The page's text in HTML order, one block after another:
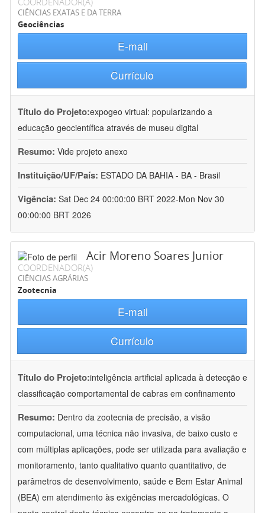
CIÊNCIAS EXATAS E DA TERRA
Geociências
E-mail
Currículo
Título do Projeto:expogeo virtual: popularizando a
educação geocientífica através de museu digital
Resumo: Vide projeto anexo
Instituição/UF/País: ESTADO DA BAHIA - BA - Brasil
Vigência: Sat Dec 24 00:00:00 BRT 2022-Mon Nov 30
00:00:00 BRT 2026
Acir Moreno Soares Junior
COORDENADOR(A)
CIÊNCIAS AGRÁRIAS
Zootecnia
E-mail
Currículo
Título do Projeto:inteligência artificial aplicada à detecção e
classificação comportamental de cabras em confinamento
Resumo: Dentro da zootecnia de precisão, a visão
computacional, uma técnica não invasiva, de baixo custo e
com múltiplas aplicações, pode ser utilizada para avaliação e
monitoramento, tanto qualitativo quanto quantitativo, de
parâmetros de desenvolvimento, saúde e Bem Estar Animal
(BEA) em atendimento às exigências mercadológicas. O